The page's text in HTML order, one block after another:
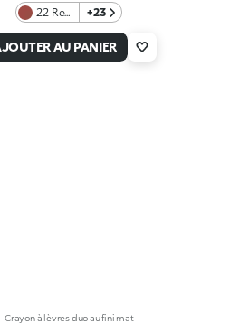
22 Red
+23
AU PANIER
Crayon à lèvres duo au fini mat